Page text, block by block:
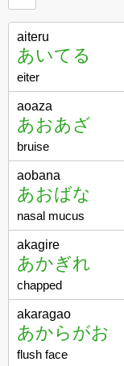
aiteru
あいてる
eiter
aoaza
あおあざ
bruise
aobana
あおばな
nasal mucus
akagire
あかぎれ
chapped
akaragao
あからがお
flush face